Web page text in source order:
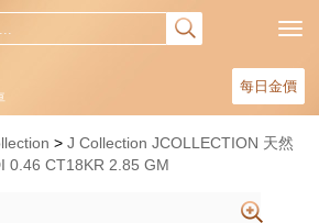
每日金價
J Collection JCOLLECTION 天然
0.46 CT18KR 2.85 GM